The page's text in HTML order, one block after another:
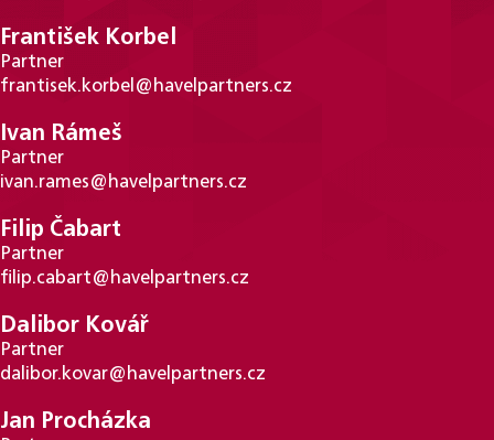
František Korbel
Partner
frantisek.korbel@havelpartners.cz
Ivan Rámeš
Partner
ivan.rames@havelpartners.cz
Filip Čabart
Partner
filip.cabart@havelpartners.cz
Dalibor Kovář
Partner
dalibor.kovar@havelpartners.cz
Jan Procházka